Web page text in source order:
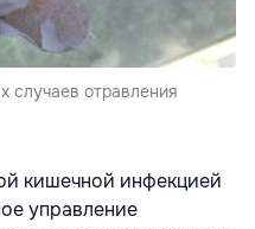
случаев отравления
кишечной инфекцией
управление